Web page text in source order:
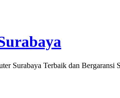
Surabaya Terbaik dan Bergaransi